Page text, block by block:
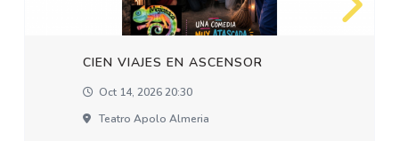
CIEN VIAJES EN ASCENSOR
Oct 14, 2026 20:30
Teatro Apolo Almeria